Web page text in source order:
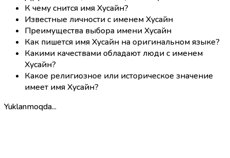
К чему снится имя Хусайн?
Известные личности с именем Хусайн
Преимущества выбора имени Хусайн
Как пишется имя Хусайн на оригинальном языке?
Какими качествами обладают люди с именем
Хусайн?
Какое религиозное или историческое значение
имеет имя Хусайн?
Yuklanmoqda...